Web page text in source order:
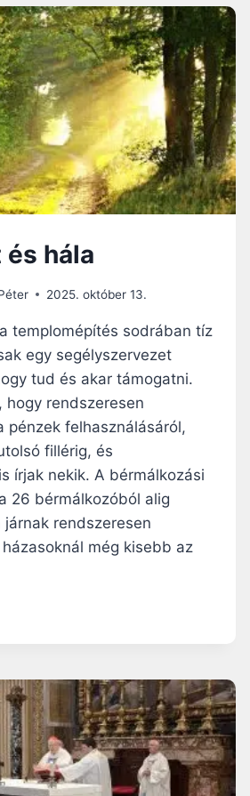
hála
2025. október 13.
templomépítés sodrában tíz
egy segélyszervezet
tud és akar támogatni.
hogy rendszeresen
pénzek felhasználásáról,
fillérig, és
írjak nekik. A bérmálkozási
26 bérmálkozóból alig
rendszeresen
még kisebb az